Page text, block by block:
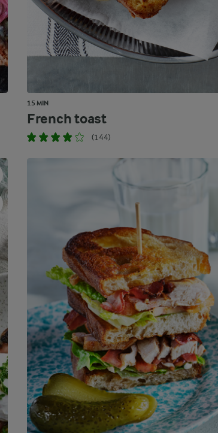
15 MIN
French toast
(144)